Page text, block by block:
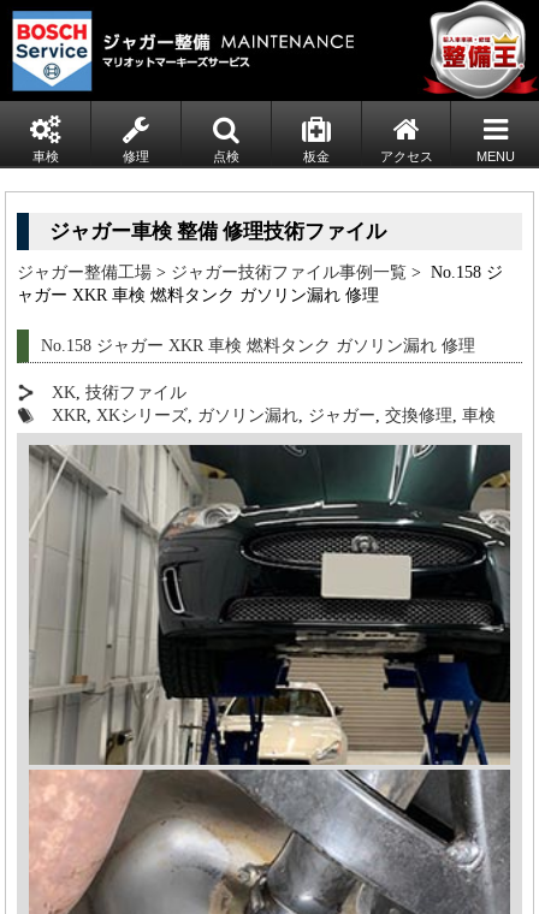
車検 修理 点検 板金 アクセス MENU
ジャガー車検 整備 修理技術ファイル
ジャガー整備工場 > ジャガー技術ファイル事例一覧 > No.158 ジ
ャガー XKR 車検 燃料タンク ガソリン漏れ 修理
No.158 ジャガー XKR 車検 燃料タンク ガソリン漏れ 修理
XK ,技術ファイル
XKR
XKシリーズ ガソリン漏れ ジャガー ,交換修理 ,車検